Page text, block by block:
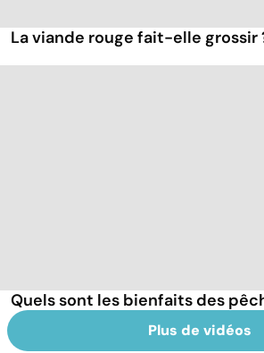
La viande rouge fait-elle grossir
Quels sont les bienfaits des
Plus de vidéos